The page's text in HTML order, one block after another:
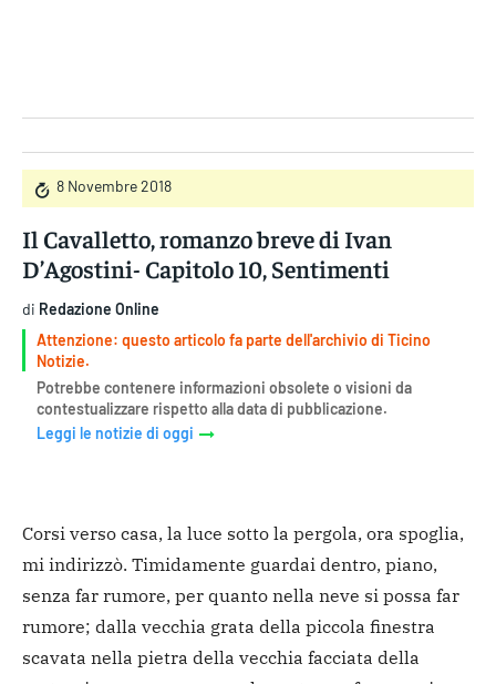
8 Novembre 2018
Il Cavalletto, romanzo breve di Ivan
D’Agostini- Capitolo 10, Sentimenti
di Redazione Online
Attenzione: questo articolo fa parte dell'archivio di Ticino
Notizie.
Potrebbe contenere informazioni obsolete o visioni da
contestualizzare rispetto alla data di pubblicazione.
Leggi le notizie di oggi
Corsi verso casa, la luce sotto la pergola, ora spoglia,
mi indirizzò. Timidamente guardai dentro, piano,
senza far rumore, per quanto nella neve si possa far
rumore; dalla vecchia grata della piccola finestra
scavata nella pietra della vecchia facciata della